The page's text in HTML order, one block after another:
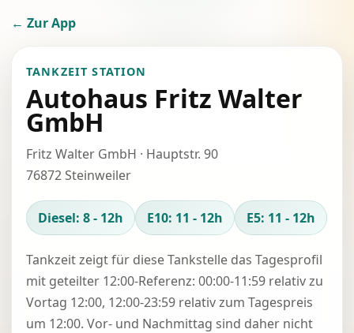
← Zur App
TANKZEIT STATION
Autohaus Fritz Walter
GmbH
Fritz Walter GmbH · Hauptstr. 90
76872 Steinweiler
Diesel: 8 - 12h E10: 11 - 12h E5: 11 - 12h
Tankzeit zeigt für diese Tankstelle das Tagesprofil
mit geteilter 12:00-Referenz: 00:00-11:59 relativ zu
Vortag 12:00, 12:00-23:59 relativ zum Tagespreis
um 12:00. Vor- und Nachmittag sind daher nicht